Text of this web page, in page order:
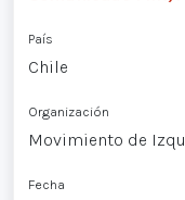
País
Chile
Organización
Movimiento de
Fecha